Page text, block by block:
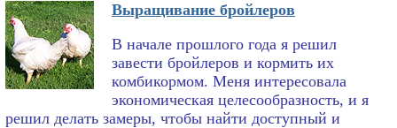
Выращивание бройлеров
В начале прошлого года я решил
завести бройлеров и кормить их
комбикормом. Меня интересовала
экономическая целесообразность, и я
решил делать замеры, чтобы найти доступный и